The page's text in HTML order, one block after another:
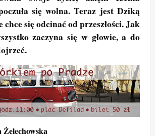
się wolna. Teraz jest Dziką
się odcinać od przeszłości. Jak
zaczyna się w głowie, a do